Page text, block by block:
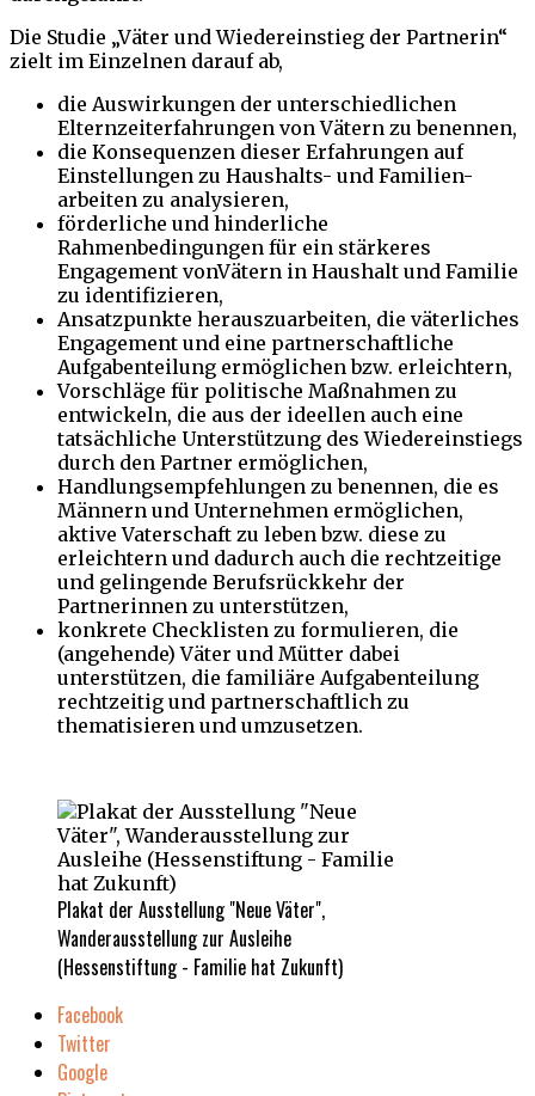
Die Studie „Väter und Wiedereinstieg der Partnerin“
zielt im Einzelnen darauf ab,
die Auswirkungen der unterschiedlichen
Elternzeiterfahrungen von Vätern zu benennen,
die Konsequenzen dieser Erfahrungen auf
Einstellungen zu Haushalts- und Familien-
arbeiten zu analysieren,
förderliche und hinderliche
Rahmenbedingungen für ein stärkeres
Engagement vonVätern in Haushalt und Familie
zu identifizieren,
Ansatzpunkte herauszuarbeiten, die väterliches
Engagement und eine partnerschaftliche
Aufgabenteilung ermöglichen bzw. erleichtern,
Vorschläge für politische Maßnahmen zu
entwickeln, die aus der ideellen auch eine
tatsächliche Unterstützung des Wiedereinstiegs
durch den Partner ermöglichen,
Handlungsempfehlungen zu benennen, die es
Männern und Unternehmen ermöglichen,
aktive Vaterschaft zu leben bzw. diese zu
erleichtern und dadurch auch die rechtzeitige
und gelingende Berufsrückkehr der
Partnerinnen zu unterstützen,
konkrete Checklisten zu formulieren, die
(angehende) Väter und Mütter dabei
unterstützen, die familiäre Aufgabenteilung
rechtzeitig und partnerschaftlich zu
thematisieren und umzusetzen.
Plakat der Ausstellung "Neue Väter",
Wanderausstellung zur Ausleihe
(Hessenstiftung - Familie hat Zukunft)
Facebook
Twitter
Google